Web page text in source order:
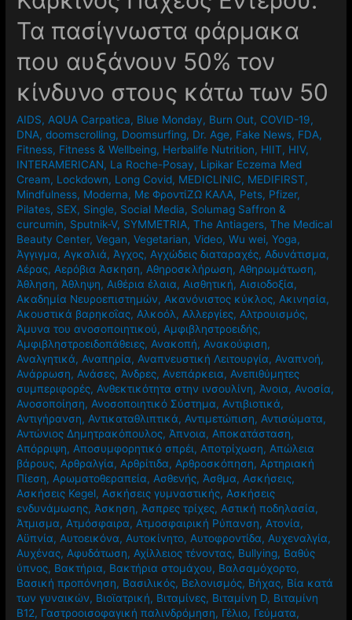
Τα πασίγνωστα φάρμακα
που αυξάνουν 50% τον
κίνδυνο στους κάτω των 50
AIDS, AQUA Carpatica, Blue Monday, Burn Out, COVID-19,
DNA,doomscrolling, Doomsurfing, Dr. Age, Fake News, FDA,
Fitness, Fitness & Wellbeing, Herbalife Nutrition, HIIT, HIV,
INTERAMERICAN, La Roche-Posay, Lipikar Eczema Med
Cream, Lockdown, Long Covid, MEDICLINIC, MEDIFIRST,
Mindfulness, Moderna, Mε ΦροντίΖΩ ΚΑΛΑ, Pets, Pfizer,
Pilates, SEX, Single, Social Media, Solumag Saffron &
curcumin, Sputnik-V, SYMMETRIA,The Antiagers,The Medical
Beauty Center,Vegan,Vegetarian,Video,Wu wei,Yoga,
Άγγιγμα, Αγκαλιά, Άγχος, Αγχώδεις διαταραχές, Αδυνάτισμα,
Αέρας, Αερόβια Άσκηση, Αθηροσκλήρωση, Αθηρωμάτωση,
Άθληση, Άθληψη, Αιθέρια έλαια, Αισθητική, Αισιοδοξία,
Ακαδημία Νευροεπιστημών, Ακανόνιστος κύκλος, Ακινησία,
Ακουστικά βαρηκοΐας, Αλκοόλ, Αλλεργίες, Αλτρουισμός,
Άμυνα του ανοσοποιητικού, Αμφιβληστροειδής,
Αμφιβληστροειδοπάθειες, Ανακοπή, Ανακούφιση,
Αναλγητικά, Αναπηρία, Αναπνευστική Λειτουργία, Αναπνοή,
Ανάρρωση, Ανάσες, Άνδρες, Ανεπάρκεια, Ανεπιθύμητες
συμπεριφορές, Ανθεκτικότητα στην ινσουλίνη, Άνοια, Ανοσία,
Ανοσοποίηση, Ανοσοποιητικό Σύστημα, Αντιβιοτικά,
Αντιγήρανση, Αντικαταθλιπτικά, Αντιμετώπιση, Αντισώματα,
Αντώνιος Δημητρακόπουλος, Άπνοια, Αποκατάσταση,
Απόρριψη, Αποσυμφορητικό σπρέι, Αποτρίχωση, Απώλεια
βάρους, Αρθραλγία, Αρθρίτιδα, Αρθροσκόπηση, Αρτηριακή
Πίεση, Αρωματοθεραπεία, Ασθενής, Άσθμα, Ασκήσεις,
Ασκήσεις Kegel, Ασκήσεις γυμναστικής, Ασκήσεις
ενδυνάμωσης, Άσκηση, Άσπρες τρίχες, Αστική ποδηλασία,
Άτμισμα, Ατμόσφαιρα, Ατμοσφαιρική Ρύπανση, Ατονία,
Αϋπνία, Αυτοεικόνα, Αυτοκίνητο, Αυτοφροντίδα, Αυχεναλγία,
Αυχένας, Αφυδάτωση, Αχίλλειος τένοντας, Βullying, Βαθύς
ύπνος, Βακτήρια, Βακτήρια στομάχου, Βαλσαμόχορτο,
Βασική προπόνηση, Βασιλικός, Βελονισμός, Βήχας, Βία κατά
των γυναικών, Βιοϊατρική, Βιταμίνες, Βιταμίνη D, Βιταμίνη
Β12, Γαστροοισοφαγική παλινδρόμηση, Γέλιο, Γεύματα,